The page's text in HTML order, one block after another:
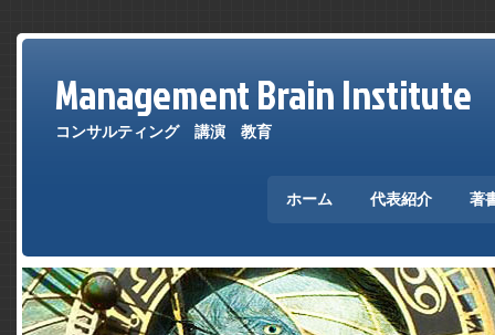
Management Brain Institute
コンサルティング 講演 教育
ホーム 代表紹介 著